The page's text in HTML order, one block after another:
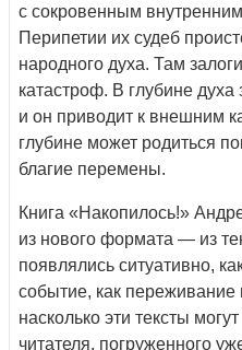
с сокровенным
Перипетии их судеб
народного духа. Там
катастроф. В глубине духа
и он приводит к внешним
глубине может родиться
благие перемены.
Книга «Накопилось!»
из нового формата — из
появлялись ситуативно,
событие, как
насколько эти тексты
читателя, погруженного